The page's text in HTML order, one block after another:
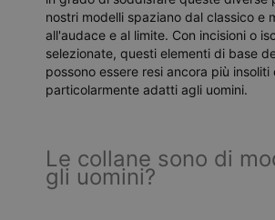
nostri modelli spaziano dal classico e
all'audace e al limite. Con incisioni o
selezionate, questi elementi di base
possono essere resi ancora più insoliti
particolarmente adatti agli uomini.
Le collane sono di
gli uomini?